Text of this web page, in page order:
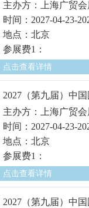
主办方：上海广贸
时间：2027-04-23-
地点：北京
参展费1：
点击查看详情
2027（第九届）中
主办方：上海广贸
时间：2027-04-23-
地点：北京
参展费1：
点击查看详情
2027（第九届）中